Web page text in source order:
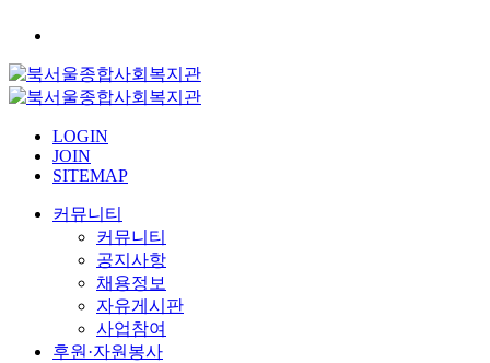
LOGIN
JOIN
SITEMAP
커뮤니티
커뮤니티
공지사항
채용정보
자유게시판
사업참여
후원·자원봉사